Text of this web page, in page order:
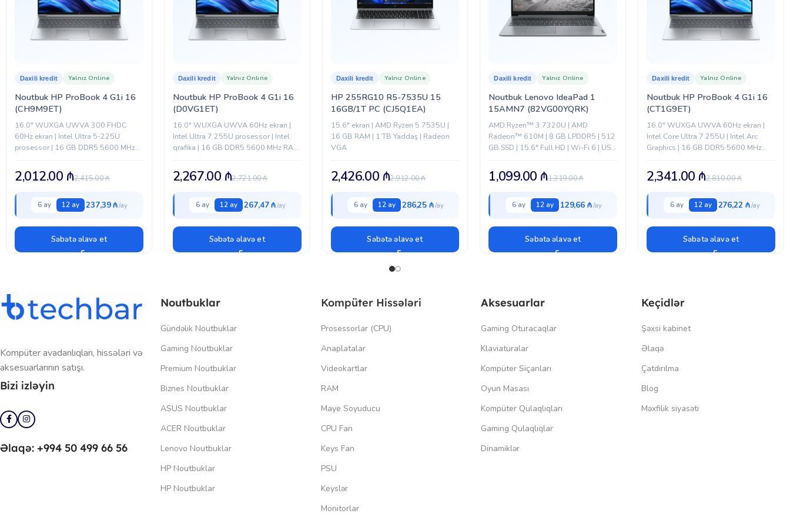
Noutbuk HP ProBook 4 G1i 16
(CH9M9ET)
Daxili kredit Yalnız Online
16.0" WUXGA UWVA 300 FHDC
60Hz ekran | Intel Ultra 5-225U
prosessor | 16 GB DDR5 5600 MHz
Wi-Fi 6E,...
2,415.00₼
2,012.00 ₼
6 ay 12 ay 237,39 ₼
Səbətə əlavə et
Noutbuk HP ProBook 4 G1i 16
(D0VG1ET)
Daxili kredit Yalnız Online
16.0" WUXGA UWVA 60Hz ekran |
Intel Ultra 7 255U prosessor | Intel
qrafika | 16 GB DDR5 5600 MHz RAM
2,721.00₼
2,267.00 ₼
6 ay 12 ay 267,47 ₼
Səbətə əlavə et
HP 255RG10 R5-7535U 15
16GB/1T PC (CJ5Q1EA)
Daxili kredit Yalnız Online
15.6″ ekran | AMD Ryzen 5 7535U |
16 GB RAM | 1 TB Yaddaş | Radeon
VGA
2,912.00₼
2,426.00 ₼
6 ay 12 ay 286,25 ₼
Səbətə əlavə et
Noutbuk Lenovo IdeaPad 1
15AMN7 (82VG00YQRK)
Daxili kredit Yalnız Online
AMD Ryzen™ 3 7320U | AMD
Radeon™ 610M | 8 GB LPDDR5 | 512
GB SSD | 15.6" Full HD | Wi-Fi 6 | USB
1,319.00₼
1,099.00 ₼
6 ay 12 ay 129,66 ₼
Səbətə əlavə et
Noutbuk HP ProBook 4 G1i 16
(CT1G9ET)
Daxili kredit Yalnız Online
16.0" WUXGA UWVA 60Hz ekran |
Intel Core Ultra 7 255U | Intel Arc
Graphics | 16 GB DDR5 5600 MHz
2,810.00₼
2,341.00 ₼
6 ay 12 ay 276,22 ₼
Səbətə əlavə et
Kompüter avadanlıqları, hissələri və
aksesuarlarının satışı.
Bizi izləyin
Əlaqə: +994 50 499 66 56
Noutbuklar
Gündəlik Noutbuklar
Gaming Noutbuklar
Premium Noutbuklar
Biznes Noutbuklar
ASUS Noutbuklar
ACER Noutbuklar
Lenovo Noutbuklar
HP Noutbuklar
HP Noutbuklar
Kompüter Hissələri
Prosessorlar (CPU)
Anaplatalar
Videokartlar
RAM
Maye Soyuducu
CPU Fan
Keys Fan
PSU
Keyslər
Monitorlar
Aksesuarlar
Gaming Oturacaqlar
Klaviaturalar
Kompüter Siçanları
Oyun Masası
Kompüter Qulaqlıqları
Gaming Qulaqlıqlar
Dinamiklər
Keçidlər
Şəxsi kabinet
Əlaqə
Çatdırılma
Blog
Məxfilik siyasəti